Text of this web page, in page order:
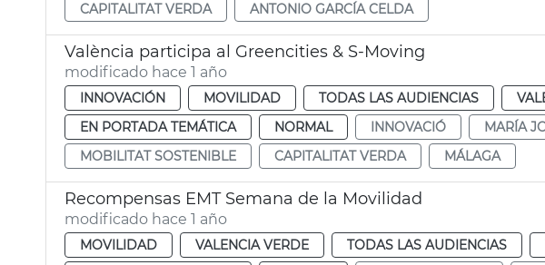
CAPITALITAT VERDA
ANTONIO GARCÍA CELDA
València participa al Greencities & S-Moving
modificado hace 1 año
INNOVACIÓN MOVILIDAD TODAS LAS AUDIENCIAS
EN PORTADA TEMÁTICA
NORMAL INNOVACIÓ
MARÍA
MOBILITAT SOSTENIBLE
CAPITALITAT VERDA MÁLAGA
Recompensas EMT Semana de la Movilidad
modificado hace 1 año
MOVILIDAD VALENCIA VERDE TODAS LAS AUDIENCIAS